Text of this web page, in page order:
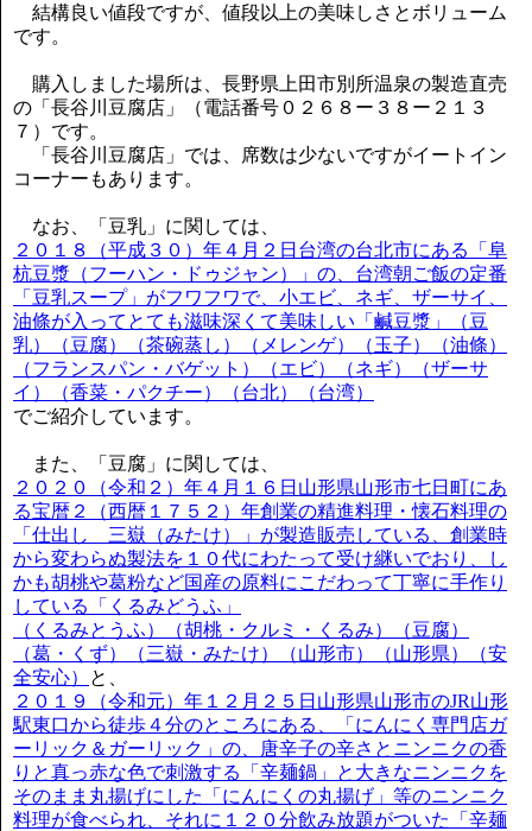
結構良い値段ですが、値段以上の美味しさとボリューム
です。
購入しました場所は、長野県上田市別所温泉の製造直売
の「長谷川豆腐店」（電話番号０２６８ー３８ー２１３
７）です。
「長谷川豆腐店」では、席数は少ないですがイートイン
コーナーもあります。
なお、「豆乳」に関しては、
２０１８（平成３０）年４月２日台湾の台北市にある「阜
杭豆漿（フーハン・ドゥジャン）」の、台湾朝ご飯の定番
「豆乳スープ」がフワフワで、小エビ、ネギ、ザーサイ、
油條が入ってとても滋味深くて美味しい「鹹豆漿」（豆
乳）（豆腐）（茶碗蒸し）（メレンゲ）（玉子）（油條）
（フランスパン・バゲット）（エビ）（ネギ）（ザーサ
イ）（香菜・パクチー）（台北）（台湾）
でご紹介しています。
また、「豆腐」に関しては、
２０２０（令和２）年４月１６日山形県山形市七日町にあ
る宝暦２（西暦１７５２）年創業の精進料理・懐石料理の
「仕出し 三嶽（みたけ）」が製造販売している、創業時
から変わらぬ製法を１０代にわたって受け継いでおり、し
かも胡桃や葛粉など国産の原料にこだわって丁寧に手作り
している「くるみどうふ」
（くるみとうふ）（胡桃・クルミ・くるみ）（豆腐）
（葛・くず）（三嶽・みたけ）（山形市）（山形県）（安
全安心）
と、
２０１９（令和元）年１２月２５日山形県山形市のJR山形
駅東口から徒歩４分のところにある、「にんにく専門店ガ
ーリック＆ガーリック」の、唐辛子の辛さとニンニクの香
りと真っ赤な色で刺激する「辛麺鍋」と大きなニンニクを
そのまま丸揚げにした「にんにくの丸揚げ」等のニンニク
料理が食べられ、それに１２０分飲み放題がついた「辛麺